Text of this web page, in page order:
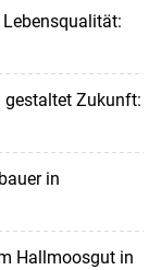
gestaltet Zukunft:
in
Hallmoosgut in